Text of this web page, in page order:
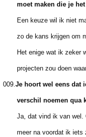
moet maken die je het
Een keuze wil ik niet
zo de kans krijgen om
Het enige wat ik zeker
projecten zou doen
009.Je hoort wel eens dat
verschil noemen qua
Ja, dat vind ik van wel.
meer na voordat ik iets